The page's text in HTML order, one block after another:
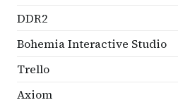
DDR2
Bohemia Interactive Studio
Trello
Axiom